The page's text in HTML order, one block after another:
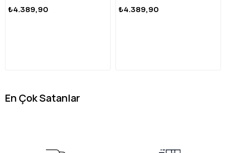
₺4.389,90 ₺4.389,90
En Çok Satanlar